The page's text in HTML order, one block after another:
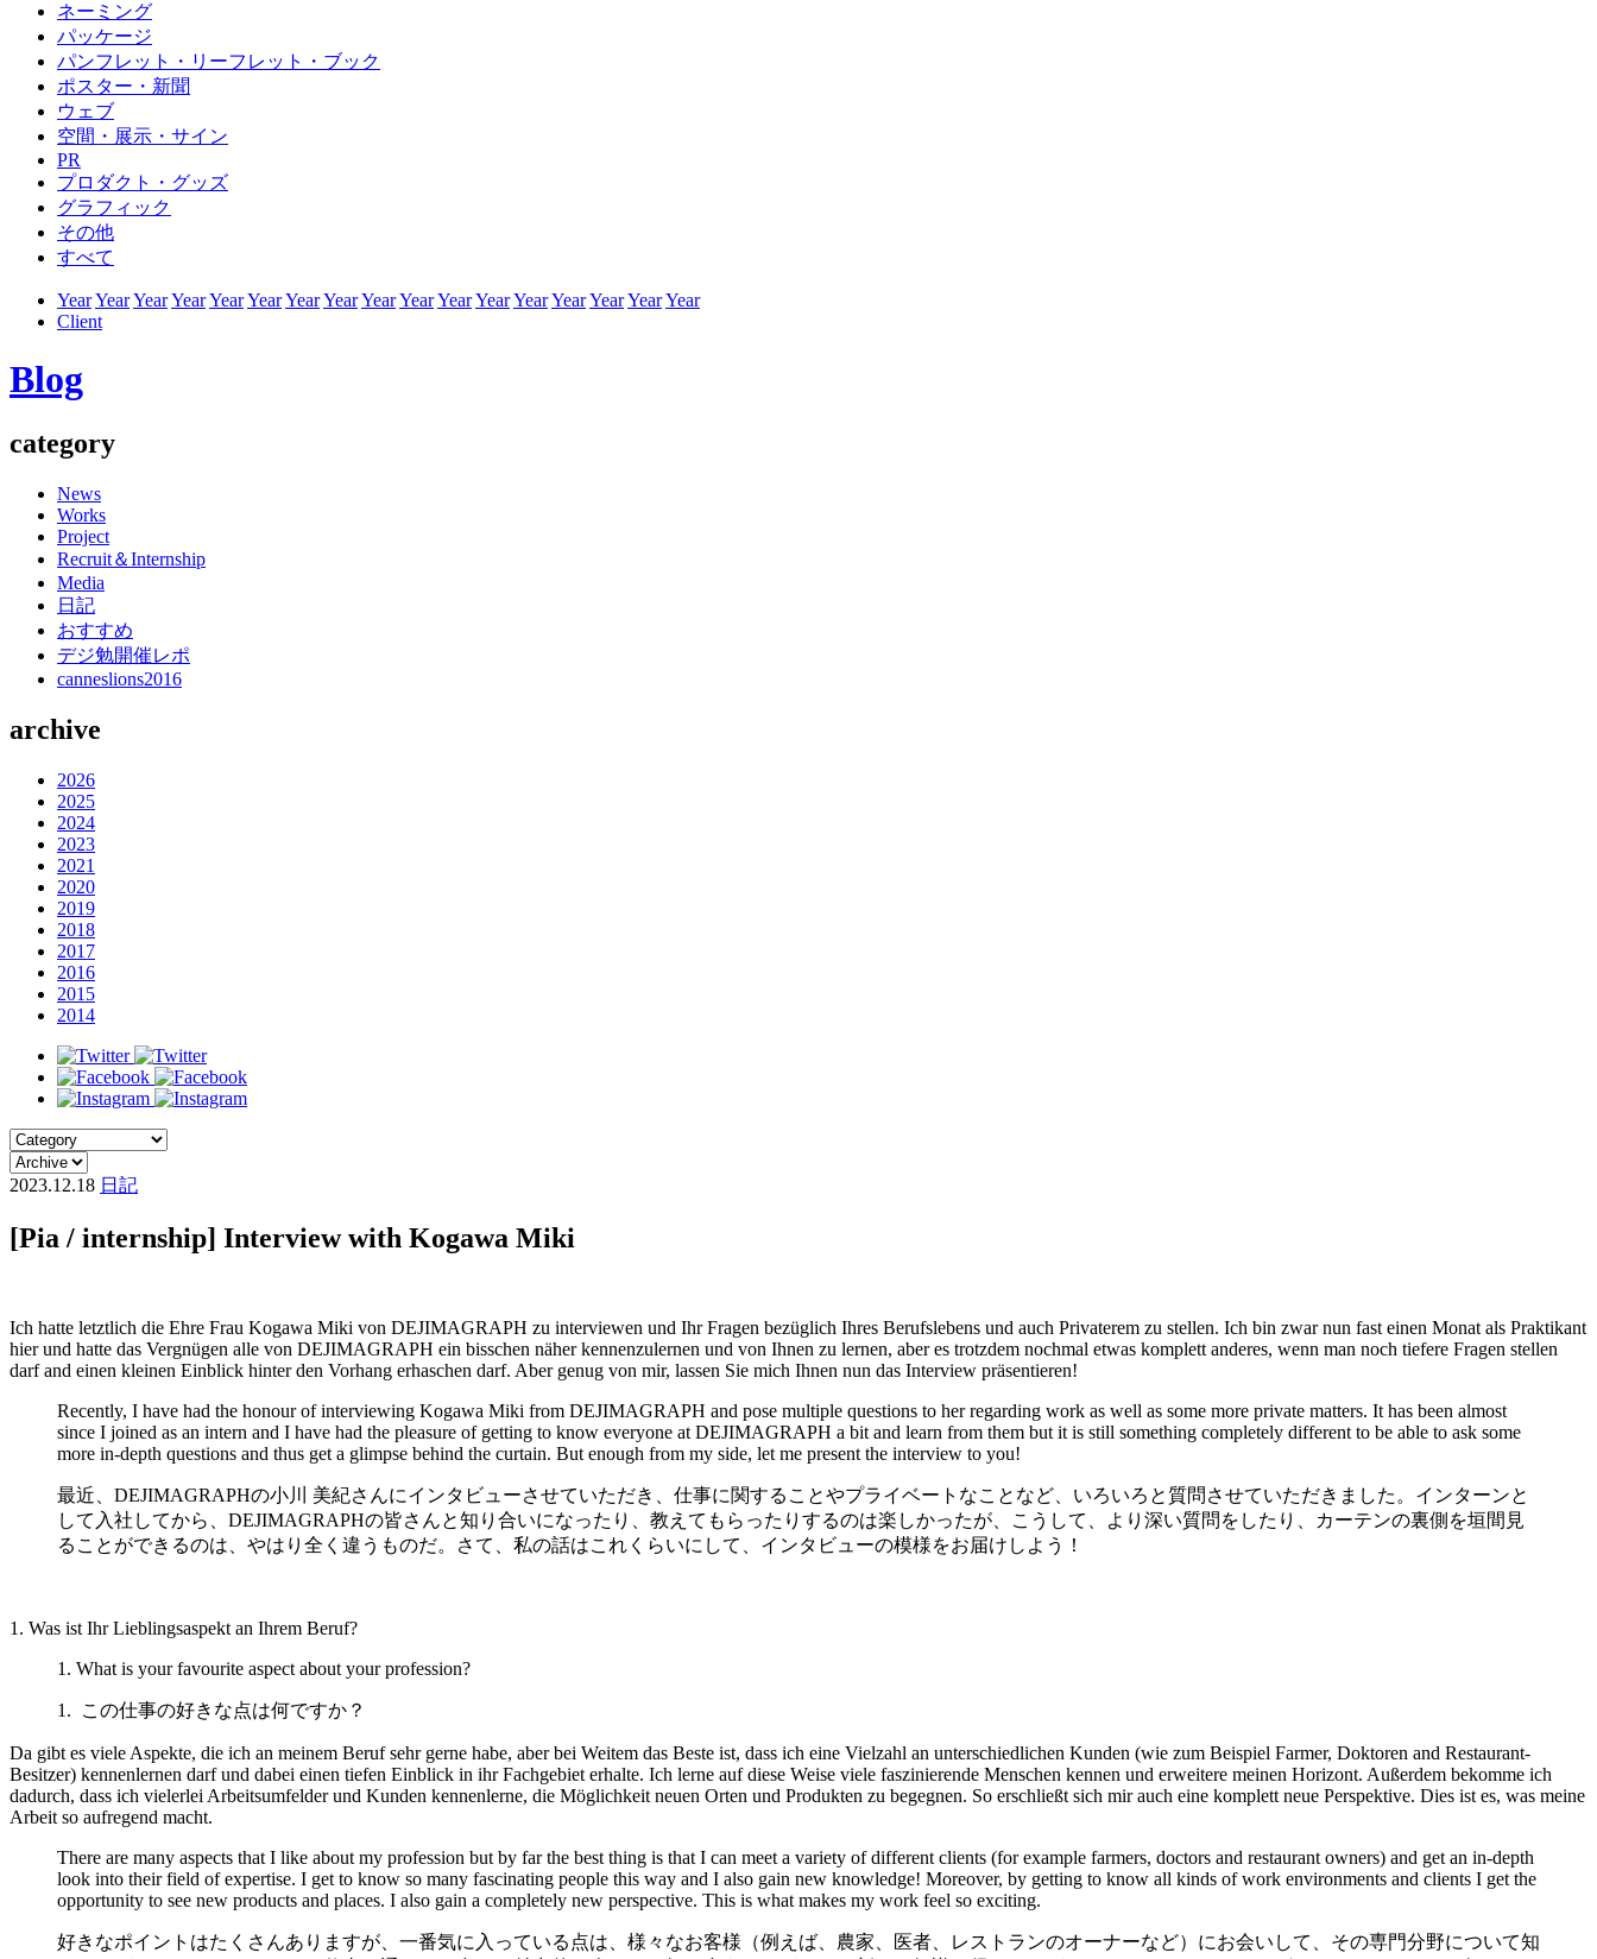
ネーミング
パッケージ
パンフレット・リーフレット・ブック
ポスター・新聞
ウェブ
空間・展示・サイン
PR
プロダクト・グッズ
グラフィック
その他
すべて
YearYearYearYearYearYearYearYearYearYearYearYearYearYearYearYearYear
Client
Blog
category
News
Works
Project
Recruit＆Internship
Media
日記
おすすめ
デジ勉開催レポ
canneslions2016
archive
2026
2025
2024
2023
2021
2020
2019
2018
2017
2016
2015
2014
2023.12.18 日記
[Pia / internship] Interview with Kogawa Miki
Ich hatte letztlich die Ehre Frau Kogawa Miki von DEJIMAGRAPH zu interviewen und Ihr Fragen bezüglich Ihres Berufslebens und auch Privaterem zu stellen. Ich bin zwar nun fast einen Monat als Praktikant
hier und hatte das Vergnügen alle von DEJIMAGRAPH ein bisschen näher kennenzulernen und von Ihnen zu lernen, aber es trotzdem nochmal etwas komplett anderes, wenn man noch tiefere Fragen stellen
darf and einen kleinen Einblick hinter den Vorhang erhaschen darf. Aber genug von mir, lassen Sie mich Ihnen nun das Interview präsentieren!
Recently, I have had the honour of interviewing Kogawa Miki from DEJIMAGRAPH and pose multiple questions to her regarding work as well as some more private matters. It has been almost
since I joined as an intern and I have had the pleasure of getting to know everyone at DEJIMAGRAPH a bit and learn from them but it is still something completely different to be able to ask some
more in-depth questions and thus get a glimpse behind the curtain. But enough from my side, let me present the interview to you!
最近、 DEJIMAGRAPHの小川 美紀さんにインタビューさせていただき、仕事に関することやプライベートなことなど、いろいろと質問させていただきました。インターンと
して入社してから、 DEJIMAGRAPHの皆さんと知り合いになったり、教えてもらったりするのは楽しかったが、こうして、より深い質問をしたり、カーテンの裏側を垣間見
ることができるのは、やはり全く違うものだ。さて、私の話はこれくらいにして、インタビューの模様をお届けしよう！
1. Was ist Ihr Lieblingsaspekt an Ihrem Beruf?
1. What is your favourite aspect about your profession?
1. この仕事の好きな点は何ですか？
Da gibt es viele Aspekte, die ich an meinem Beruf sehr gerne habe, aber bei Weitem das Beste ist, dass ich eine Vielzahl an unterschiedlichen Kunden (wie zum Beispiel Farmer, Doktoren and Restaurant-
Besitzer) kennenlernen darf und dabei einen tiefen Einblick in ihr Fachgebiet erhalte. Ich lerne auf diese Weise viele faszinierende Menschen kennen und erweitere meinen Horizont. Außerdem bekomme ich
dadurch, dass ich vielerlei Arbeitsumfelder und Kunden kennenlerne, die Möglichkeit neuen Orten und Produkten zu begegnen. So erschließt sich mir auch eine komplett neue Perspektive. Dies ist es, was meine
Arbeit so aufregend macht.
There are many aspects that I like about my profession but by far the best thing is that I can meet a variety of different clients (for example farmers, doctors and restaurant owners) and get an in-depth
look into their field of expertise. I get to know so many fascinating people this way and I also gain new knowledge! Moreover, by getting to know all kinds of work environments and clients I get the
opportunity to see new products and places. I also gain a completely new perspective. This is what makes my work feel so exciting.
好きなポイントはたくさんありますが、一番気に入っている点は、様々なお客様（例えば、農家、医者、レストランのオーナーなど）にお会いして、その専門分野について知